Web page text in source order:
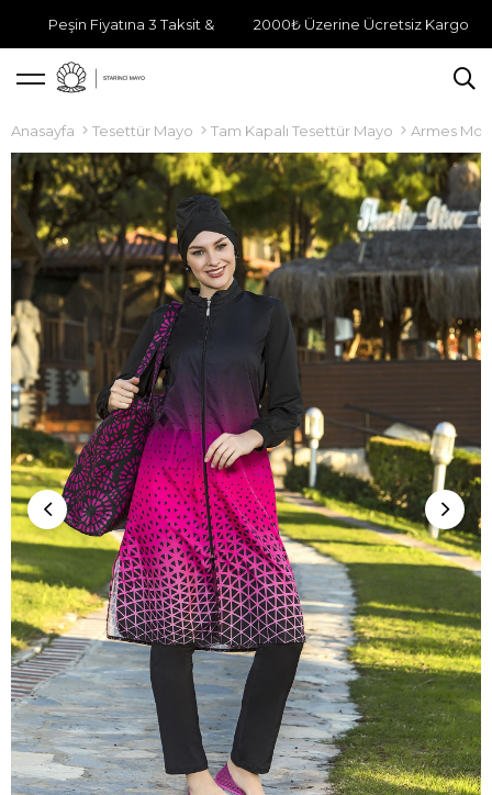
Peşin Fiyatına 3 Taksit & 2000₺ Üzerine Ücretsiz Kargo
Anasayfa Tesettür Mayo Tam Kapalı Tesettür Mayo Armes